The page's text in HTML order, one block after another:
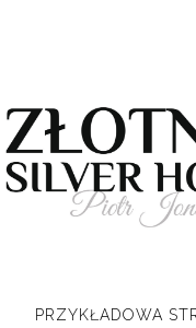
PRZYKŁADOWA